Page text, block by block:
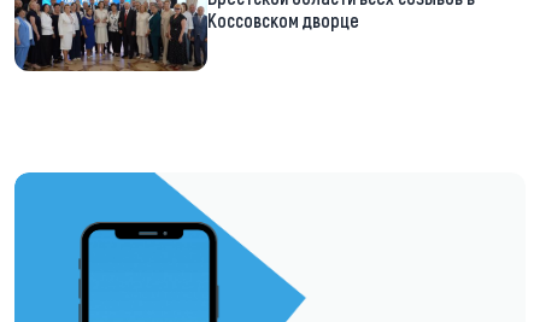
Коссовском дворце
https://t.me/minskctvby